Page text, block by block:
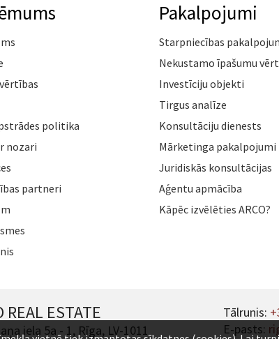
politika
nozari
partneri
Pakalpojumi
Starpniecības
Nekustamo īpašumu
Investīciju objekti
Tirgus analīze
Konsultāciju dienests
Mārketinga pakalpojumi
Juridiskās konsultācijas
Aģentu apmācība
Kāpēc izvēlēties ARCO?
REAL ESTATE
iela 5a - 1, Rīga, LV-1011
Tālrunis:
E-pasts: